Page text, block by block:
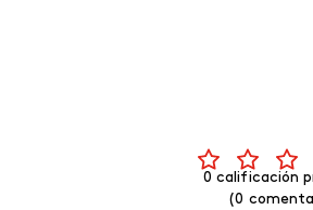
0 calificación
(0